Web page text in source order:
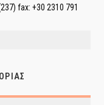
fax: +30 2310 791